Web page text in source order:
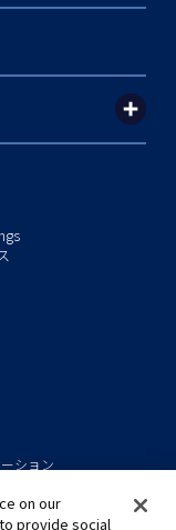
ション
キスト・データの無
on our
provide social